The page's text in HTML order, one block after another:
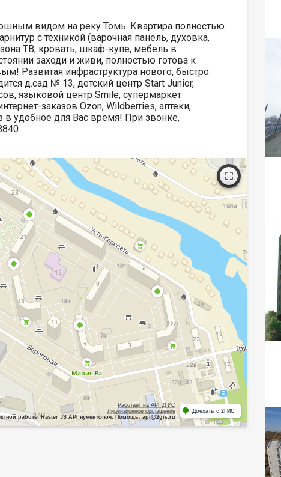
видом на реку Томь. Квартира полностью
с техникой (варочная панель, духовка,
ТВ, кровать, шкаф-купе, мебель в
заходи и живи, полностью готова к
Развитая инфраструктура нового, быстро
д.сад № 13, детский центр Stаrt Juniоr,
языковой центр Smilе, супермаркет
заказов Оzоn, Wildbеrriеs, аптеки,
в удобное для Вас время! При звонке,
Работает на API 2ГИС
Лицензионное соглашение
работы Raster JS API нужен ключ. Помощь: api@2gis.ru
Доехать с 2ГИС